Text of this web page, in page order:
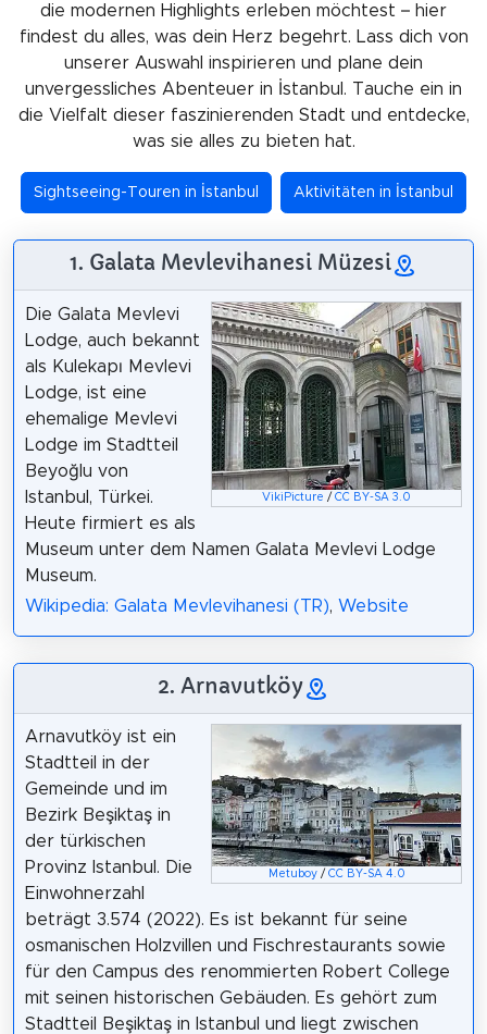
die modernen Highlights erleben möchtest – hier
findest du alles, was dein Herz begehrt. Lass dich von
unserer Auswahl inspirieren und plane dein
unvergessliches Abenteuer in İstanbul. Tauche ein in
die Vielfalt dieser faszinierenden Stadt und entdecke,
was sie alles zu bieten hat.
Sightseeing-Touren in İstanbul Aktivitäten in İstanbul
1. Galata Mevlevihanesi Müzesi
VikiPicture /CC BY-SA 3.0
Die Galata Mevlevi
Lodge, auch bekannt
als Kulekapı Mevlevi
Lodge, ist eine
ehemalige Mevlevi
Lodge im Stadtteil
Beyoğlu von
Istanbul, Türkei.
Heute firmiert es als
Museum unter dem Namen Galata Mevlevi Lodge
Museum.
Wikipedia: Galata Mevlevihanesi (TR), Website
2. Arnavutköy
Metuboy/ CC BY-SA 4.0
Arnavutköy ist ein
Stadtteil in der
Gemeinde und im
Bezirk Beşiktaş in
der türkischen
Provinz Istanbul. Die
Einwohnerzahl
beträgt 3.574 (2022). Es ist bekannt für seine
osmanischen Holzvillen und Fischrestaurants sowie
für den Campus des renommierten Robert College
mit seinen historischen Gebäuden. Es gehört zum
Stadtteil Beşiktaş in Istanbul und liegt zwischen